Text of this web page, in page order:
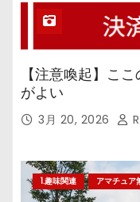
【注意喚起】こ
がよい
3月 20, 2026
1.趣味関連 アマチュア